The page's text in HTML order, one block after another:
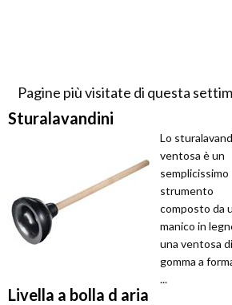
Pagine più visitate di questa
Sturalavandini
Lo
ventosa è un
semplicissimo
strumento
composto da
manico in
una ventosa di
gomma a
...
Livella a bolla d aria